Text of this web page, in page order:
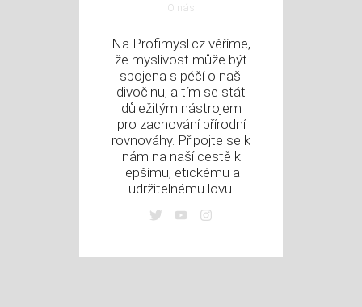
O nás
Na Profimysl.cz věříme,
že myslivost může být
spojena s péčí o naši
divočinu, a tím se stát
důležitým nástrojem
pro zachování přírodní
rovnováhy. Připojte se k
nám na naší cestě k
lepšímu, etickému a
udržitelnému lovu.